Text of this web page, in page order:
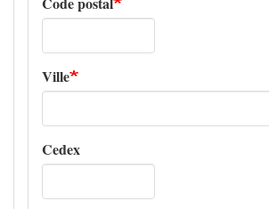
Ville
Cedex